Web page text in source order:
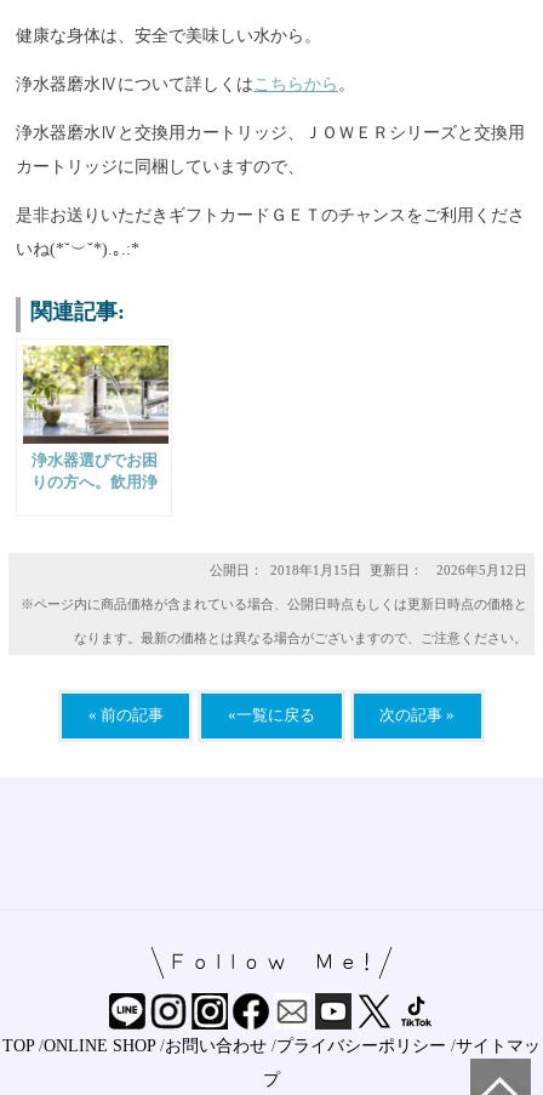
健康な身体は、安全で美味しい水から。
浄水器磨水Ⅳについて詳しくは こちらから 。
浄水器磨水Ⅳと交換用カートリッジ、ＪＯＷＥＲシリーズと交換用
カートリッジに同梱していますので、
是非お送りいただきギフトカードＧＥＴのチャンスをご利用くださ
いね(*˘︶˘*).｡.:*
関連記事:
浄水器選びでお困
りの方へ。飲用浄
公開日： 2018年1月15日 更新日： 2026年5月12日
※ページ内に商品価格が含まれている場合、公開日時点もしくは更新日時点の価格と
なります。最新の価格とは異なる場合がございますので、ご注意ください。
« 前の記事 «一覧に戻る 次の記事 »
TOP/ONLINE SHOP/お問い合わせ /プライバシーポリシー /サイトマッ
プ